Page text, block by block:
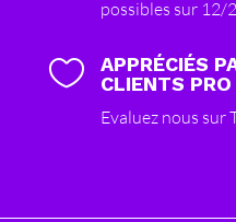
possibles sur 12/

APPRÉCIÉS
CLIENTS PRO
Evaluez nous sur